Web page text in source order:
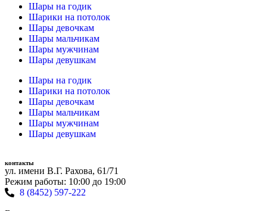
Шары на годик
Шарики на потолок
Шары девочкам
Шары мальчикам
Шары мужчинам
Шары девушкам
Шары на годик
Шарики на потолок
Шары девочкам
Шары мальчикам
Шары мужчинам
Шары девушкам
контакты
ул. имени В.Г. Рахова, 61/71
Режим работы: 10:00 до 19:00
8 (8452) 597-222